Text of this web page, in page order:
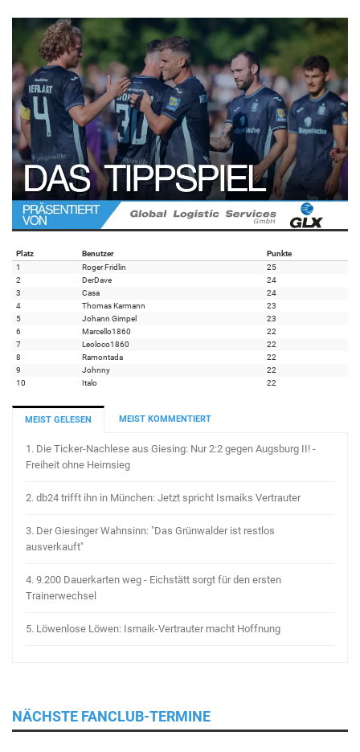
Platz Benutzer
Punkte
1
Roger Fridlin
25
2
DerDave
24
3
Casa
24
4
Thomas Karmann
23
5
Johann Gimpel
23
6
Marcello1860
22
7
Leoloco1860
22
8
Ramontada
22
9
Johnny
22
10
Italo 22
MEIST GELESEN MEIST KOMMENTIERT
1. Die Ticker-Nachlese aus Giesing: Nur 2:2 gegen Augsburg II! -
Freiheit ohne Heimsieg
2. db24 trifft ihn in München: Jetzt spricht Ismaiks Vertrauter
3. Der Giesinger Wahnsinn: "Das Grünwalder ist restlos
ausverkauft"
4. 9.200 Dauerkarten weg - Eichstätt sorgt für den ersten
Trainerwechsel
5. Löwenlose Löwen: Ismaik-Vertrauter macht Hoffnung
NÄCHSTE FANCLUB-TERMINE